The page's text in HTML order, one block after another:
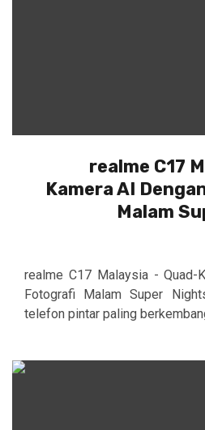
realme C17
Kamera AI
Malam
realme C17 Malaysia - Quad-
Fotografi Malam Super
telefon pintar paling